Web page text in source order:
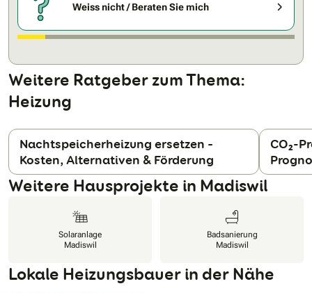
Weiss nicht / Beraten Sie mich
Weitere Ratgeber zum Thema:
Heizung
Nachtspeicherheizung ersetzen –
Kosten, Alternativen & Förderung
CO₂-
Weitere Hausprojekte in Madiswil
Solaranlage
Madiswil
Badsanierung
Madiswil
Lokale Heizungsbauer in der Nähe